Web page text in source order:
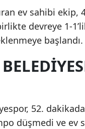
ev sahibi ekip,
devreye 1-
başlandı.
52. dakikada
düşmedi ve ev